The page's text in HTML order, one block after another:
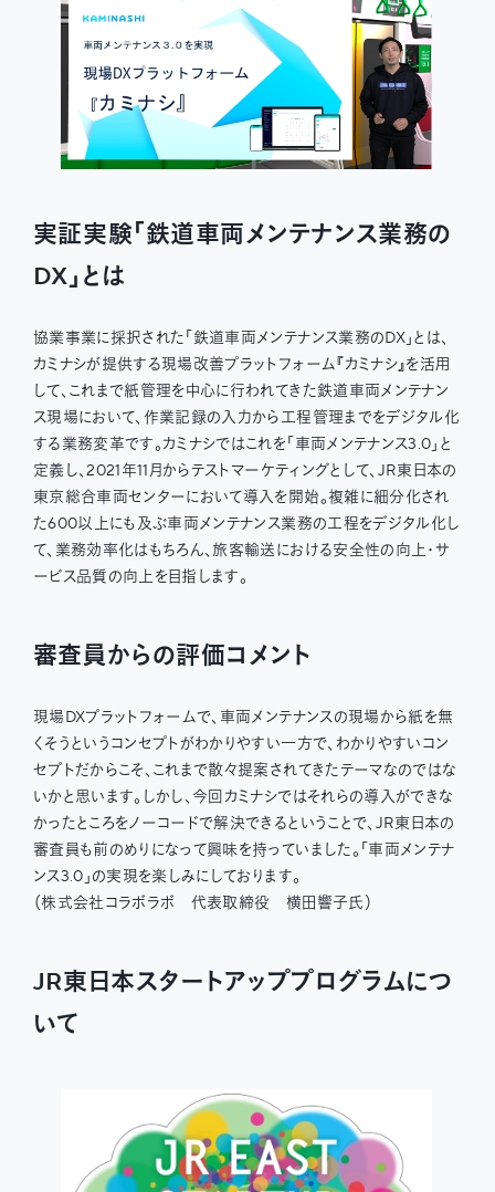
実証実験「鉄道車両メンテナンス業務の
DX」とは
協業事業に採択された「鉄道車両メンテナンス業務のDX」とは、
カミナシが提供する現場改善プラットフォーム『カミナシ』を活用
して、これまで紙管理を中心に行われてきた鉄道車両メンテナン
ス現場において、作業記録の入力から工程管理までをデジタル化
する業務変革です。カミナシではこれを「車両メンテナンス3.0」と
定義し、2021年11月からテストマーケティングとして、JR東日本の
東京総合車両センターにおいて導入を開始。複雑に細分化され
た600以上にも及ぶ車両メンテナンス業務の工程をデジタル化し
て、業務効率化はもちろん、旅客輸送における安全性の向上・サ
ービス品質の向上を目指します。
審査員からの評価コメント
現場DXプラットフォームで、車両メンテナンスの現場から紙を無
くそうというコンセプトがわかりやすい一方で、わかりやすいコン
セプトだからこそ、これまで散々提案されてきたテーマなのではな
いかと思います。しかし、今回カミナシではそれらの導入ができな
かったところをノーコードで解決できるということで、JR東日本の
審査員も前のめりになって興味を持っていました。「車両メンテナ
ンス3.0」の実現を楽しみにしております。
（株式会社コラボラボ 代表取締役 横田響子氏）
JR東日本スタートアッププログラムにつ
いて